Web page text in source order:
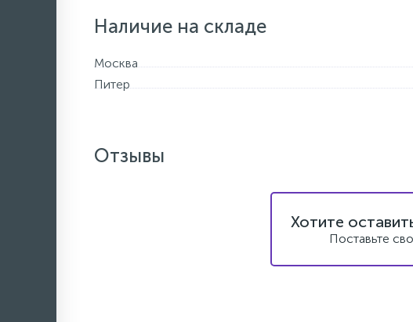
Наличие на складе
Москва
Питер
Отзывы
Хотите
Поставьте